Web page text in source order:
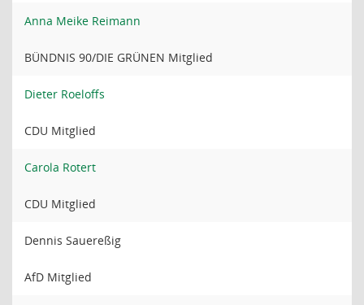
Anna Meike Reimann
BÜNDNIS 90/DIE GRÜNEN Mitglied
Dieter Roeloffs
CDU Mitglied
Carola Rotert
CDU Mitglied
Dennis Sauereßig
AfD Mitglied